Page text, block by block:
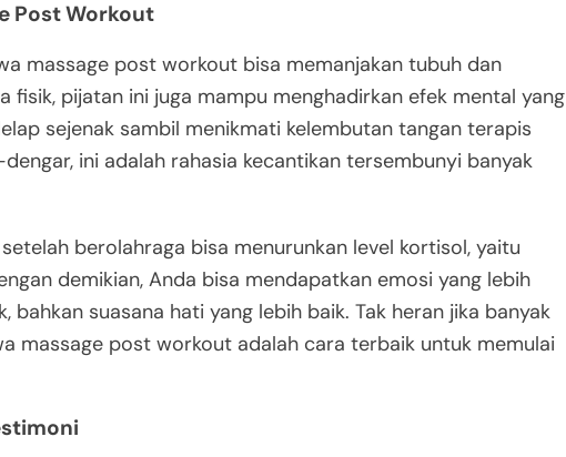
Post Workout
massage post workout bisa memanjakan tubuh dan
fisik, pijatan ini juga mampu menghadirkan efek mental yang
sejenak sambil menikmati kelembutan tangan terapis
ini adalah rahasia kecantikan tersembunyi banyak
berolahraga bisa menurunkan level kortisol, yaitu
demikian, Anda bisa mendapatkan emosi yang lebih
bahkan suasana hati yang lebih baik. Tak heran jika banyak
massage post workout adalah cara terbaik untuk memulai